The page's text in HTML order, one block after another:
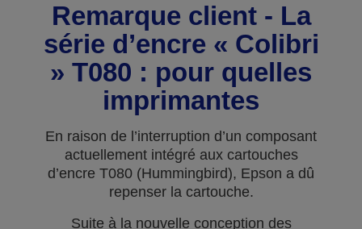
Remarque client - La
série d’encre « Colibri
» T080 : pour quelles
imprimantes
En raison de l’interruption d’un composant
actuellement intégré aux cartouches
d’encre T080 (Hummingbird), Epson a dû
repenser la cartouche.
Suite à la nouvelle conception des